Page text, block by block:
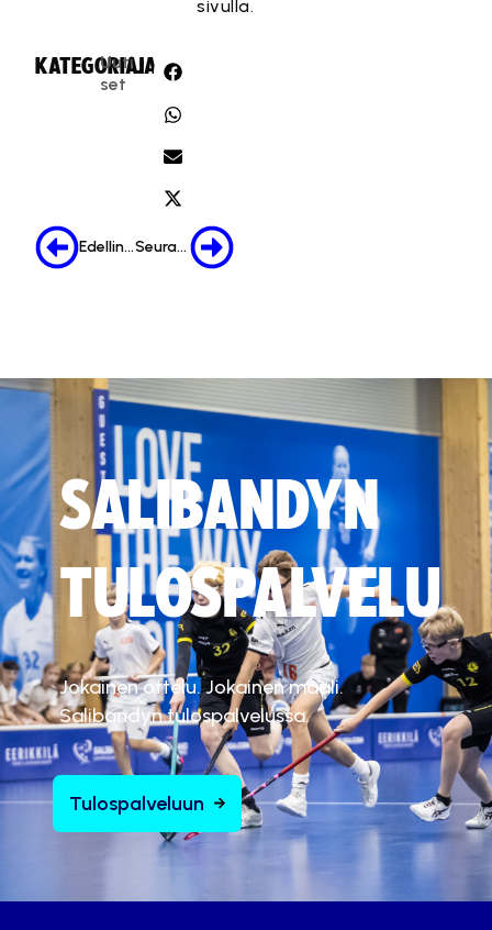
sivulla.
KATEGORIA:
Uuti
set
JAA:
Edellinen Seuraava
SALIBANDYN
TULOSPALVELU
Jokainen ottelu. Jokainen maali.
Salibandyn tulospalvelussa.
Tulospalveluun